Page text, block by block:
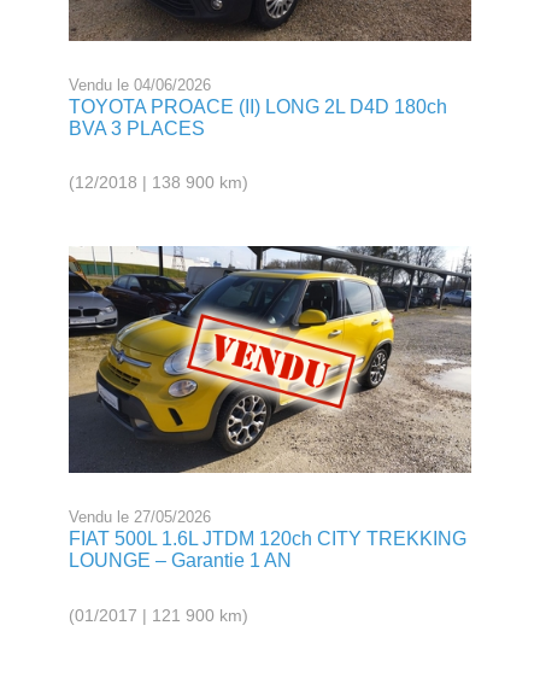
Vendu le 04/06/2026
TOYOTA PROACE (II) LONG 2L D4D 180ch
BVA 3 PLACES
(12/2018 | 138 900 km)
Vendu le 27/05/2026
FIAT 500L 1.6L JTDM 120ch CITY TREKKING
LOUNGE – Garantie 1 AN
(01/2017 | 121 900 km)